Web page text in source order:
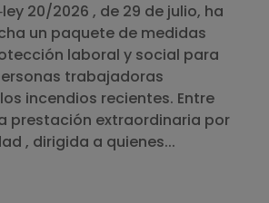
20/2026 , de 29 de julio, ha
un paquete de medidas
laboral y social para
trabajadoras
incendios recientes. Entre
prestación extraordinaria por
, dirigida a quienes...